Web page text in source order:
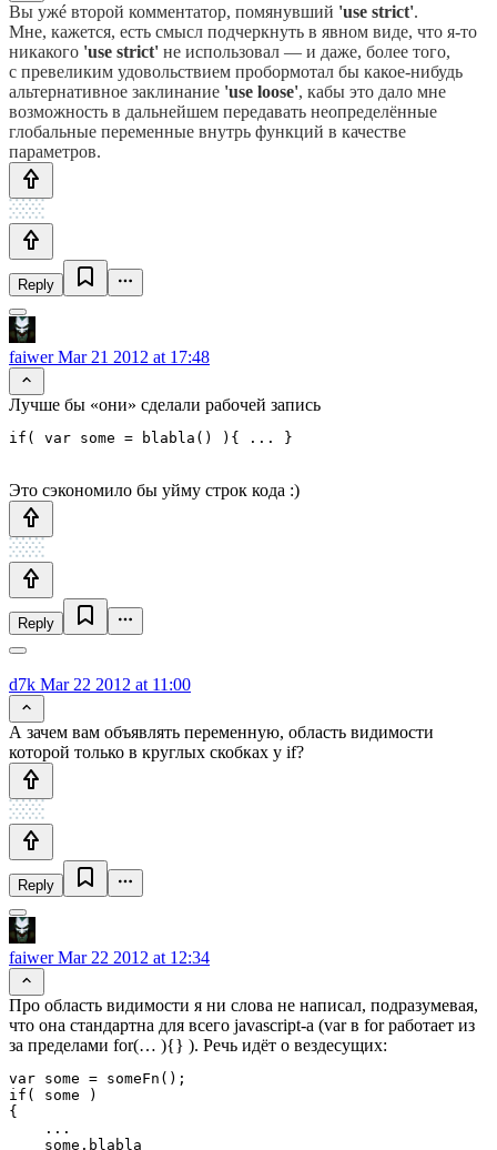
Вы ужé второй комментатор, помянувший 'use strict'.
Мне, кажется, есть смысл подчеркнуть в явном виде, что я-то
никакого 'use strict' не использовал — и даже, более того,
с превеликим удовольствием пробормотал бы какое-нибудь
альтернативное заклинание 'use loose', кабы это дало мне
возможность в дальнейшем передавать неопределённые
глобальные переменные внутрь функций в качестве
параметров.
Reply
faiwerMar 21 2012 at 17:48
Лучше бы «они» сделали рабочей запись
if( var some = blabla() ){ ... }
Это сэкономило бы уйму строк кода :)
Reply
d7k Mar 22 2012 at 11:00
А зачем вам объявлять переменную, область видимости
которой только в круглых скобках у if?
Reply
faiwerMar 22 2012 at 12:34
Про область видимости я ни слова не написал, подразумевая,
что она стандартна для всего javascript-а (var в for работает из
за пределами for(… ){} ). Речь идёт о вездесущих:
var some = someFn();
if( some )
{
    ...
    some.blabla